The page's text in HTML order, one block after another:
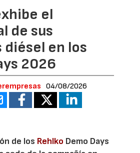
el
de sus
en los
2026
04/08/2026
de los Rehlko Demo Days